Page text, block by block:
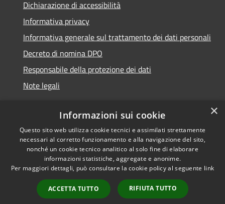
Dichiarazione di accessibilità
Informativa privacy
Informativa generale sul trattamento dei dati personali
Decreto di nomina DPO
Responsabile della protezione dei dati
Note legali
RSS
Accessibilità
Cookie
Mappa del sito
Piano di miglioramento
© 2021 - 2026 Comune di
Chiavari -Area Riservata
×
Informazioni sui cookie
Questo sito web utilizza cookie tecnici e assimilati strettamente
necessari al corretto funzionamento e alla navigazione del sito,
nonché un cookie tecnico analitico al solo fine di elaborare
informazioni statistiche, aggregate e anonime.
Per maggiori dettagli, può consultare la cookie policy al seguente link
ACCETTA TUTTO RIFIUTA TUTTO